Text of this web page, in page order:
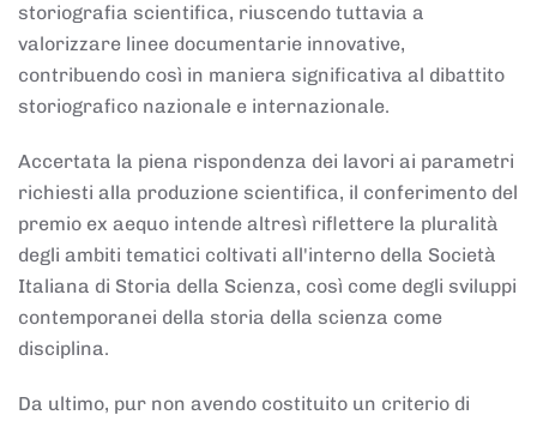
storiografia scientifica, riuscendo tuttavia a
valorizzare linee documentarie innovative,
contribuendo così in maniera significativa al dibattito
storiografico nazionale e internazionale.
Accertata la piena rispondenza dei lavori ai parametri
richiesti alla produzione scientifica, il conferimento del
premio ex aequo intende altresì riflettere la pluralità
degli ambiti tematici coltivati all'interno della Società
Italiana di Storia della Scienza, così come degli sviluppi
contemporanei della storia della scienza come
disciplina.
Da ultimo, pur non avendo costituito un criterio di